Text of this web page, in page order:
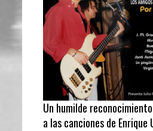
Un humilde
a las canciones de Enrique